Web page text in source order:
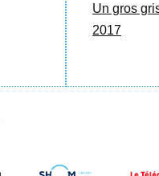
Un gros
2017